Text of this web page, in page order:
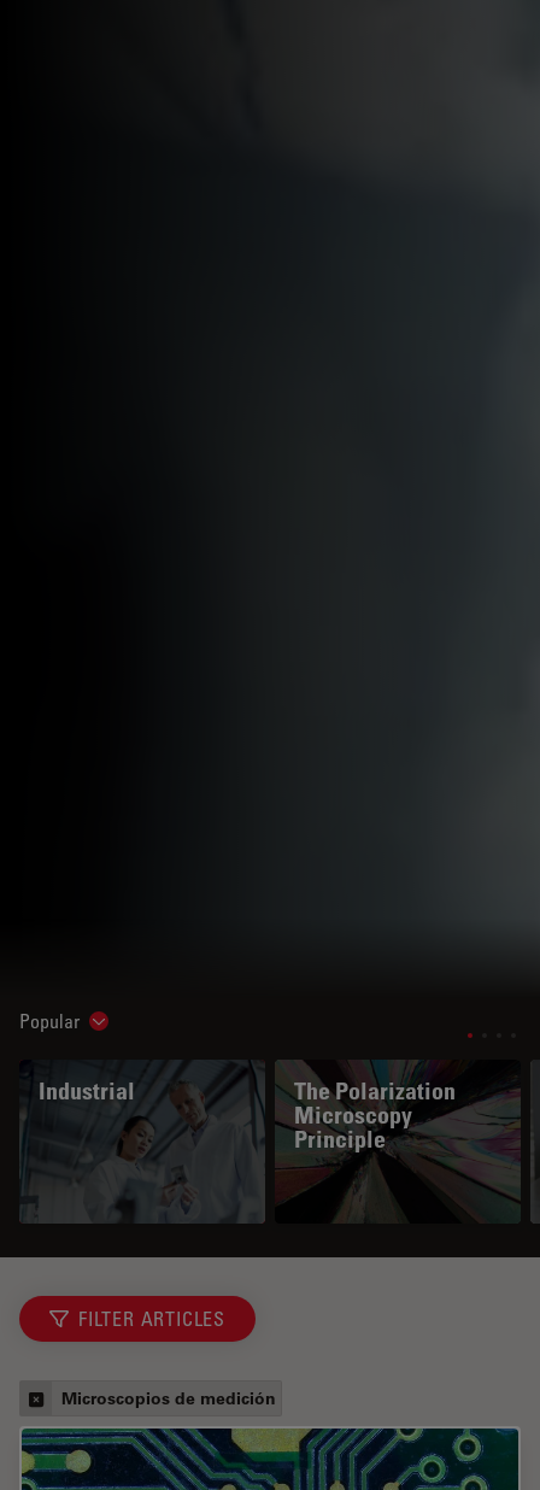
Popular Show subnavigation
Industrial
The Polarization
Microscopy
Principle
FILTER ARTICLES
Microscopios de medición